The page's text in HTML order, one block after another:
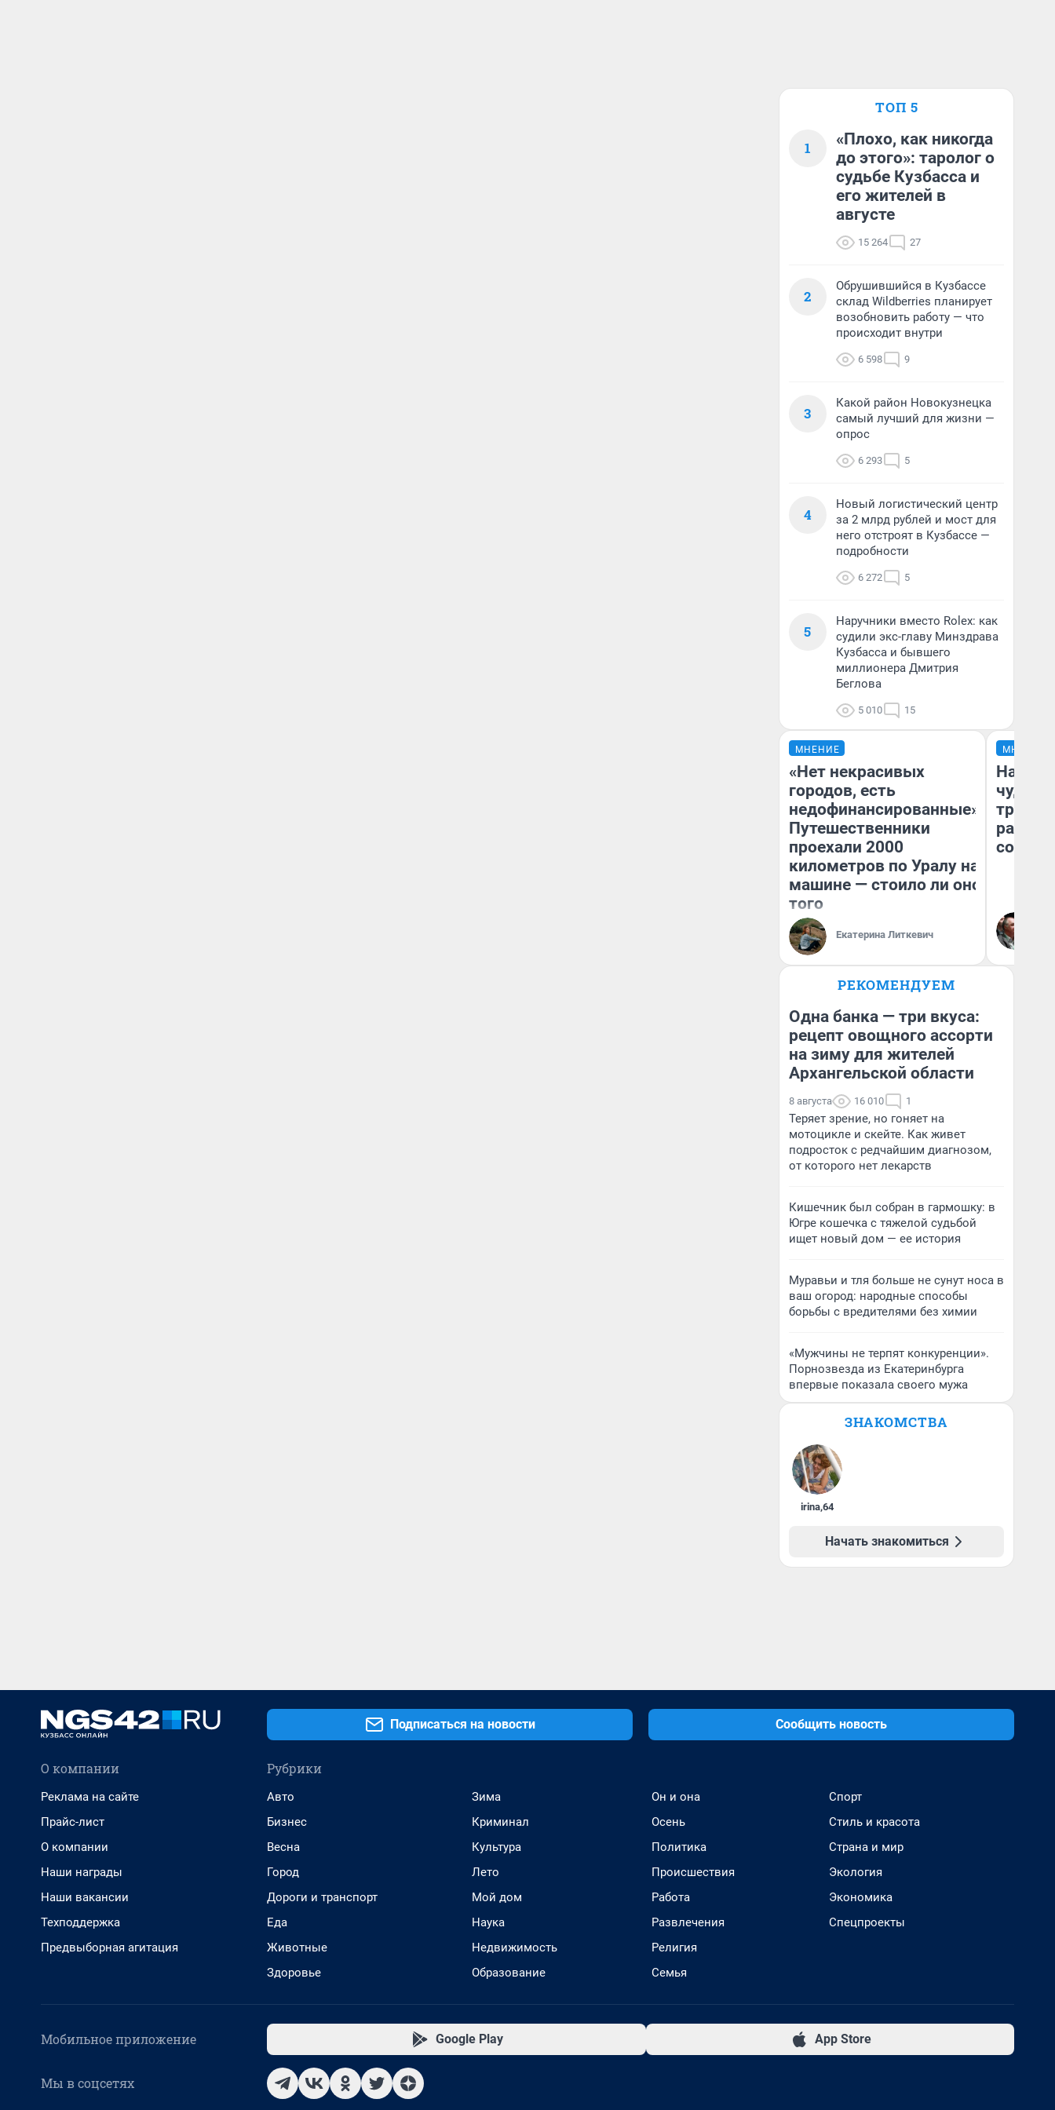
ТОП 5
1
«Плохо, как никогда
до этого»: таролог о
судьбе Кузбасса и
его жителей в
августе
15 264 27
2
Обрушившийся в Кузбассе
склад Wildberries планирует
возобновить работу — что
происходит внутри
6 598 9
3
Какой район Новокузнецка
самый лучший для жизни —
опрос
6 293 5
4
Новый логистический центр
за 2 млрд рублей и мост для
него отстроят в Кузбассе —
подробности
6 272 5
5
Наручники вместо Rolex: как
судили экс-главу Минздрава
Кузбасса и бывшего
миллионера Дмитрия
Беглова
5 010 15
МНЕНИЕ
«Нет некрасивых
городов, есть
недофинансированные».
Путешественники
проехали 2000
километров по Уралу на
машине — стоило ли оно
того
Екатерина Литкевич
МНЕНИЕ
чудом
РЕКОМЕНДУЕМ
Одна банка — три вкуса:
рецепт овощного ассорти
на зиму для жителей
Архангельской области
8 августа 16 010 1
Теряет зрение, но гоняет на
мотоцикле и скейте. Как живет
подросток с редчайшим диагнозом,
от которого нет лекарств
Кишечник был собран в гармошку: в
Югре кошечка с тяжелой судьбой
ищет новый дом — ее история
Муравьи и тля больше не сунут носа в
ваш огород: народные способы
борьбы с вредителями без химии
«Мужчины не терпят конкуренции».
Порнозвезда из Екатеринбурга
впервые показала своего мужа
ЗНАКОМСТВА
irina,64
Начать знакомиться
Подписаться на новости Сообщить новость
О компании
Реклама на сайте
Прайс-лист
О компании
Наши награды
Наши вакансии
Техподдержка
Предвыборная агитация
Рубрики
Авто
Бизнес
Весна
Город
Дороги и транспорт
Еда
Животные
Здоровье
Зима
Криминал
Культура
Лето
Мой дом
Наука
Недвижимость
Образование
Он и она
Осень
Политика
Происшествия
Работа
Развлечения
Религия
Семья
Спорт
Стиль и красота
Страна и мир
Экология
Экономика
Спецпроекты
Мобильное приложение Google Play App Store
Мы в соцсетях